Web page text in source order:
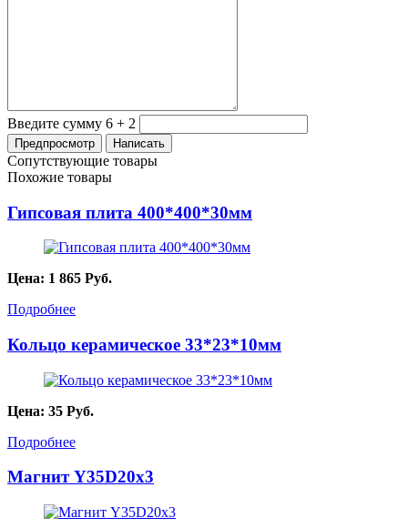
Введите сумму 6 + 2
Сопутствующие товары
Похожие товары
Гипсовая плита 400*400*30мм
Цена: 1 865 Руб.
Подробнее
Кольцо керамическое 33*23*10мм
Цена: 35 Руб.
Подробнее
Магнит Y35D20х3